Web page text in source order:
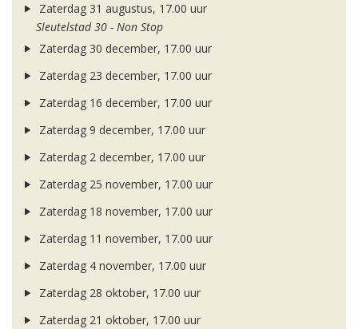
Zaterdag 31 augustus, 17.00 uur
Sleutelstad 30 - Non Stop
Zaterdag 30 december, 17.00 uur
Zaterdag 23 december, 17.00 uur
Zaterdag 16 december, 17.00 uur
Zaterdag 9 december, 17.00 uur
Zaterdag 2 december, 17.00 uur
Zaterdag 25 november, 17.00 uur
Zaterdag 18 november, 17.00 uur
Zaterdag 11 november, 17.00 uur
Zaterdag 4 november, 17.00 uur
Zaterdag 28 oktober, 17.00 uur
Zaterdag 21 oktober, 17.00 uur